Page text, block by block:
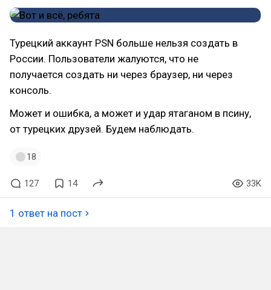
Турецкий аккаунт PSN больше нельзя создать в
России. Пользователи жалуются, что не
получается создать ни через браузер, ни через
консоль.
Может и ошибка, а может и удар ятаганом в псину,
от турецких друзей. Будем наблюдать.
18
127 14 33K
1 ответ на пост